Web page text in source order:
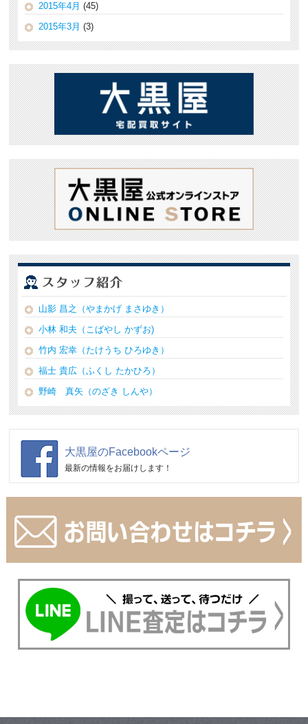
2015年4月 (45)
2015年3月 (3)
山影 昌之（やまかげ まさゆき）
小林 和夫（こばやし かずお)
竹内 宏幸（たけうち ひろゆき）
福士 貴広（ふくし たかひろ）
野崎 真矢（のざき しんや）
大黒屋のFacebookページ
最新の情報をお届けします！